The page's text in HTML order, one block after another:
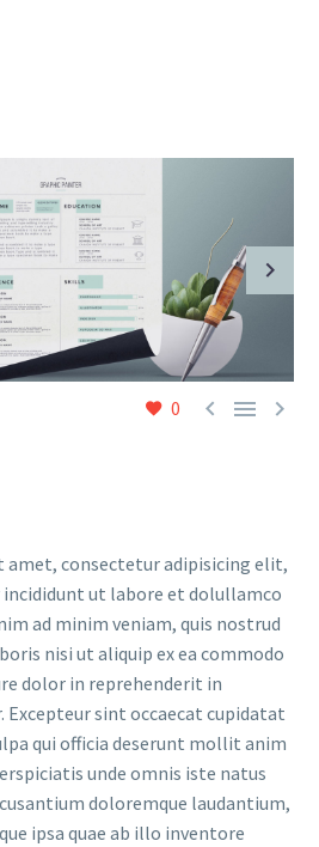
0   
amet, consectetur adipisicing elit,
incididunt ut labore et dolullamco
ad minim veniam, quis nostrud
nisi ut aliquip ex ea commodo
dolor in reprehenderit in
sint occaecat cupidatat
qui officia deserunt mollit anim
unde omnis iste natus
doloremque laudantium,
ipsa quae ab illo inventore